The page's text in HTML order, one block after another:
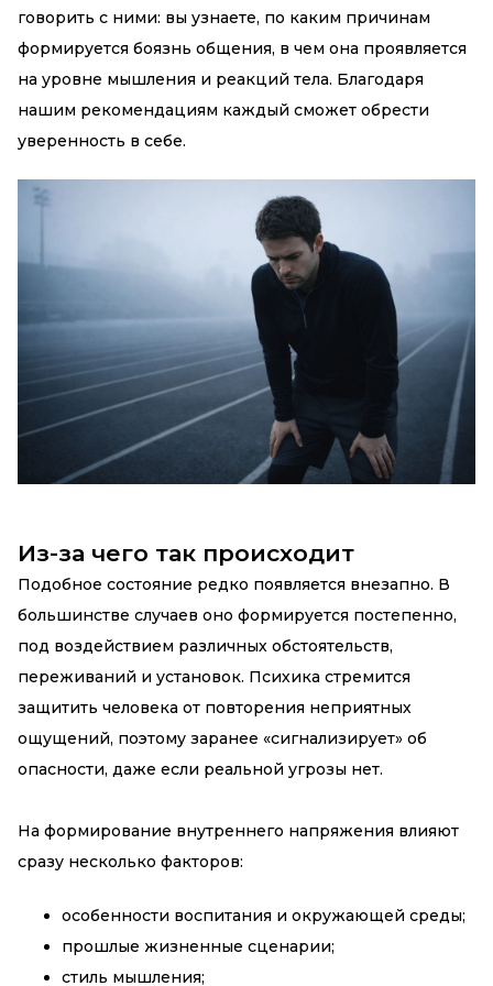
говорить с ними: вы узнаете, по каким причинам
формируется боязнь общения, в чем она проявляется
на уровне мышления и реакций тела. Благодаря
нашим рекомендациям каждый сможет обрести
уверенность в себе.
Из-за чего так происходит
Подобное состояние редко появляется внезапно. В
большинстве случаев оно формируется постепенно,
под воздействием различных обстоятельств,
переживаний и установок. Психика стремится
защитить человека от повторения неприятных
ощущений, поэтому заранее «сигнализирует» об
опасности, даже если реальной угрозы нет.
На формирование внутреннего напряжения влияют
сразу несколько факторов:
особенности воспитания и окружающей среды;
прошлые жизненные сценарии;
стиль мышления;